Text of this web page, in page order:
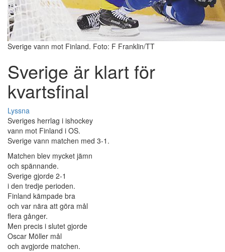
Sverige vann mot Finland. Foto: F Franklin/TT
Sverige är klart för
kvartsfinal
Lyssna
Sveriges herrlag i ishockey
vann mot Finland i OS.
Sverige vann matchen med 3-1.
Matchen blev mycket jämn
och spännande.
Sverige gjorde 2-1
i den tredje perioden.
Finland kämpade bra
och var nära att göra mål
flera gånger.
Men precis i slutet gjorde
Oscar Möller mål
och avgjorde matchen.